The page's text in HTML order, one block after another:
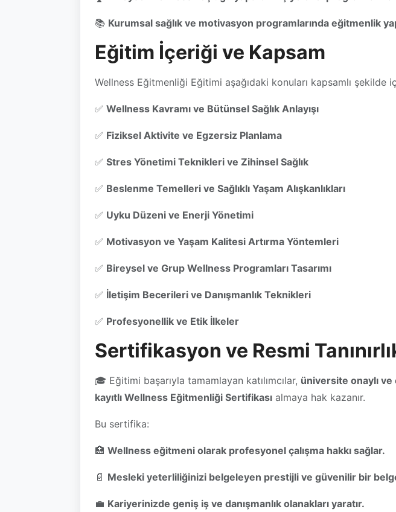
Eğitim İçeriği ve Kapsam
Wellness Eğitmenliği Eğitimi aşağıdaki konuları kapsamlı şekilde
Wellness Kavramı ve Bütünsel Sağlık Anlayışı
Fiziksel Aktivite ve Egzersiz Planlama
Stres Yönetimi Teknikleri ve Zihinsel Sağlık
Beslenme Temelleri ve Sağlıklı Yaşam Alışkanlıkları
Motivasyon ve Yaşam Kalitesi Artırma Yöntemleri
Bireysel ve Grup Wellness Programları Tasarımı
İletişim Becerileri ve Danışmanlık Teknikleri
Profesyonellik ve Etik İlkeler
Sertifikasyon ve Resmi Tanınırlık
kayıtlı Wellness Eğitmenliği Sertifikasıalmaya hak kazanır.
Bu sertifika:
🏥Wellness eğitmeni olarak profesyonel çalışma hakkı sağlar.
Kariyerinizde geniş iş ve danışmanlık olanakları yaratır.
Eğitimin Avantajları